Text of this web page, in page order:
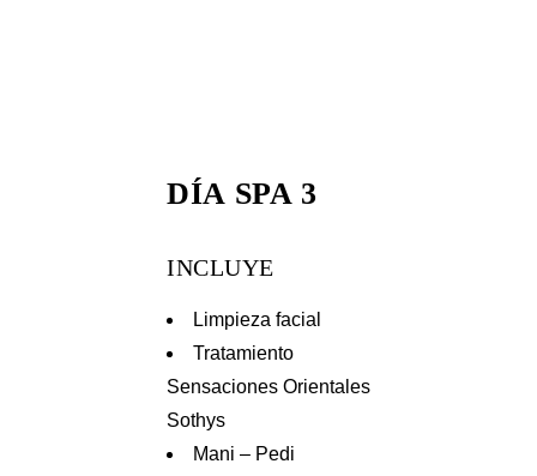
DÍA SPA 3
INCLUYE
Limpieza facial
Tratamiento
Sensaciones Orientales
Sothys
Mani – Pedi